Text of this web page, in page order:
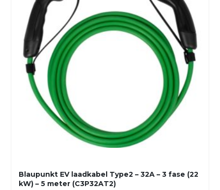
Blaupunkt EV laadkabel Type2 – 32A – 3 fase (22
kW) – 5 meter (C3P32AT2)